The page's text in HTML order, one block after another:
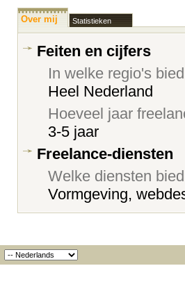
Over mij Statistieken
Feiten en cijfers
In welke regio's
Heel Nederland
Hoeveel jaar
3-5 jaar
Freelance-diensten
Welke diensten
Vormgeving,